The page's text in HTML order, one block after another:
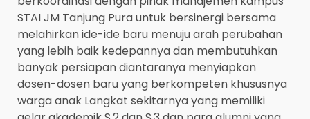
STAI JM Tanjung Pura untuk bersinergi bersama
melahirkan ide-ide baru menuju arah perubahan
yang lebih baik kedepannya dan membutuhkan
banyak persiapan diantaranya menyiapkan
dosen-dosen baru yang berkompeten khususnya
warga anak Langkat sekitarnya yang memiliki